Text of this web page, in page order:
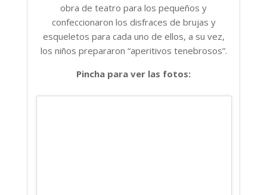
obra de teatro para los pequeños y
confeccionaron los disfraces de brujas y
esqueletos para cada uno de ellos, a su vez,
los niños prepararon “aperitivos tenebrosos”.
Pincha para ver las fotos: